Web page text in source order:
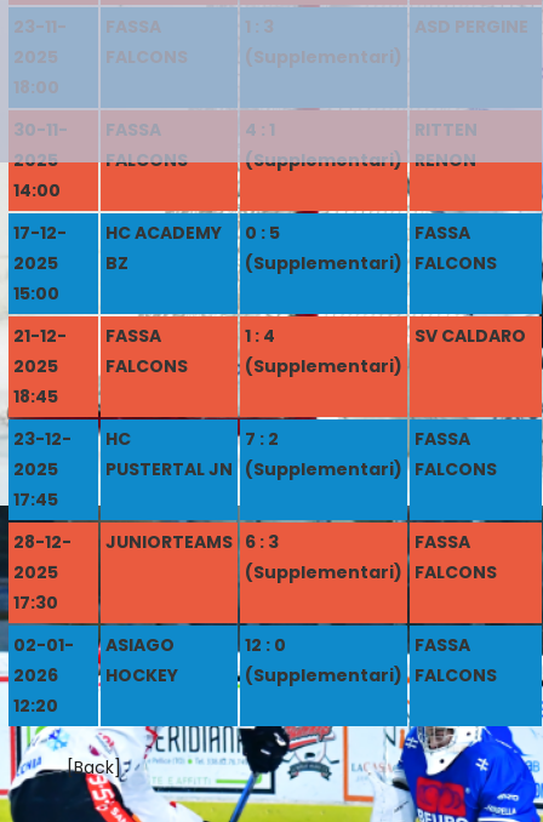
23-11-
2025
18:00
FASSA
FALCONS
1 : 3
(Supplementari)
ASD PERGINE
30-11-
2025
14:00
FASSA
FALCONS
4 : 1
(Supplementari)
RITTEN
RENON
17-12-
2025
15:00
HC ACADEMY
BZ
0 : 5
(Supplementari)
FASSA
FALCONS
21-12-
2025
18:45
FASSA
FALCONS
1 : 4
(Supplementari)
SV CALDARO
23-12-
2025
17:45
HC
PUSTERTAL JN
7 : 2
(Supplementari)
FASSA
FALCONS
28-12-
2025
17:30
JUNIORTEAMS 6 : 3
(Supplementari)
FASSA
FALCONS
02-01-
2026
12:20
ASIAGO
HOCKEY
12 : 0
(Supplementari)
FASSA
FALCONS
[Back]